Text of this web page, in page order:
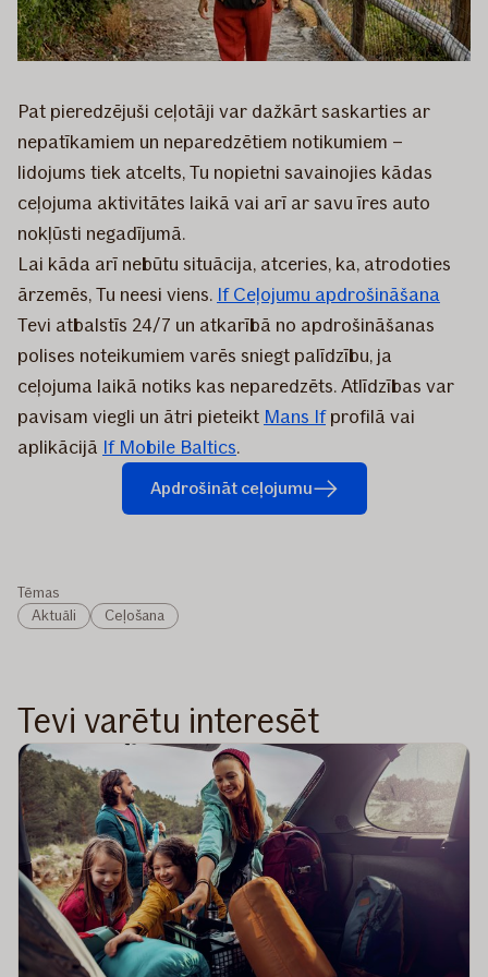
Pat pieredzējuši ceļotāji var dažkārt saskarties ar
nepatīkamiem un neparedzētiem notikumiem –
lidojums tiek atcelts, Tu nopietni savainojies kādas
ceļojuma aktivitātes laikā vai arī ar savu īres auto
nokļūsti negadījumā.
Lai kāda arī nebūtu situācija, atceries, ka, atrodoties
ārzemēs, Tu neesi viens. If Ceļojumu apdrošināšana
Tevi atbalstīs 24/7 un atkarībā no apdrošināšanas
polises noteikumiem varēs sniegt palīdzību, ja
ceļojuma laikā notiks kas neparedzēts. Atlīdzības var
pavisam viegli un ātri pieteikt Mans Ifprofilā vai
aplikācijā If Mobile Baltics.
Apdrošināt ceļojumu
Tēmas
Aktuāli
Ceļošana
Tevi varētu interesēt